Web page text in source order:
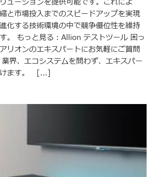
と市場投入までのスピードアップを実現
化する技術環境の中で競争優位性を維持
。 もっと見る：Allion テストツール 困っ
リオンのエキスパートにお気軽にご質問
界、エコシステムを問わず、エキスパー
けます。 [...]